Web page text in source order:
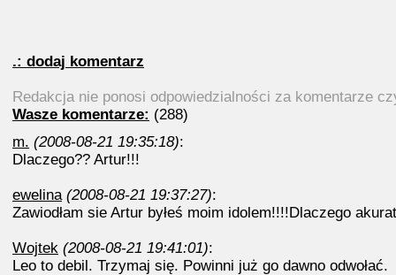
.: dodaj komentarz
Redakcja nie ponosi odpowiedzialności za komentarze
Wasze komentarze: (288)
m. (2008-08-21 19:35:18):
Dlaczego?? Artur!!!
ewelina (2008-08-21 19:37:27):
Zawiodłam sie Artur byłeś moim idolem!!!!Dlaczego
Wojtek (2008-08-21 19:41:01):
Leo to debil. Trzymaj się. Powinni już go dawno odwołać.